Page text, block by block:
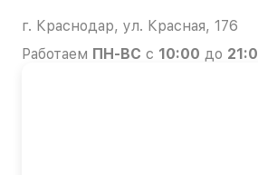
г. Краснодар, ул. Красная, 176
Работаем ПН-ВС с 10:00 до